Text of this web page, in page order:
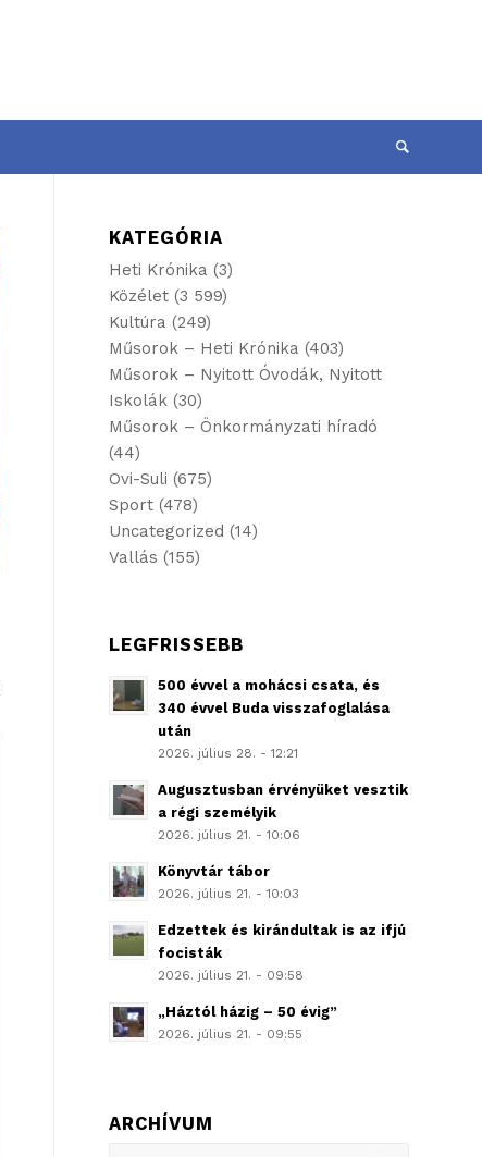
KATEGÓRIA
Heti Krónika (3)
Közélet (3 599)
Kultúra (249)
Műsorok – Heti Krónika (403)
Műsorok – Nyitott Óvodák, Nyitott
Iskolák (30)
Műsorok – Önkormányzati híradó
(44)
Ovi-Suli (675)
Sport (478)
Uncategorized (14)
Vallás (155)
LEGFRISSEBB
500 évvel a mohácsi csata, és
340 évvel Buda visszafoglalása
után
2026. július 28. - 12:21
Augusztusban érvényüket vesztik
a régi személyik
2026. július 21. - 10:06
Könyvtár tábor
2026. július 21. - 10:03
Edzettek és kirándultak is az ifjú
focisták
2026. július 21. - 09:58
„Háztól házig – 50 évig”
2026. július 21. - 09:55
ARCHÍVUM